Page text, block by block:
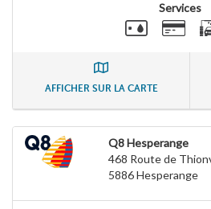
Services
AFFICHER SUR LA CARTE
Q8 Hesperange
468 Route de
5886Hesperange